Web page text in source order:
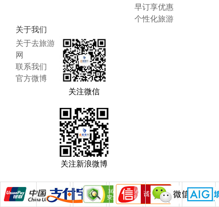
早订享优惠
个性化旅游
关于我们
关于去旅游
网
联系我们
官方微博
关注微信
关注新浪微博